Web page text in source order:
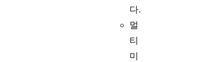
다.
멀
티
미